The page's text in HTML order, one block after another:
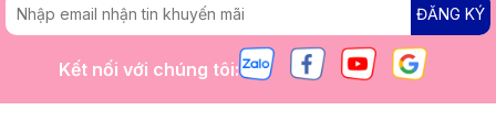
ĐĂNG KÝ
Kết nối với chúng tôi: